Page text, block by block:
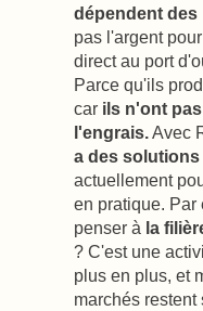
dépendent des
pas l'argent
direct au port
Parce qu'ils
car ils n'ont
l'engrais.Avec
a des solutions
actuellement
en pratique. Par
penser à la
? C'est une
plus en plus, et
marchés